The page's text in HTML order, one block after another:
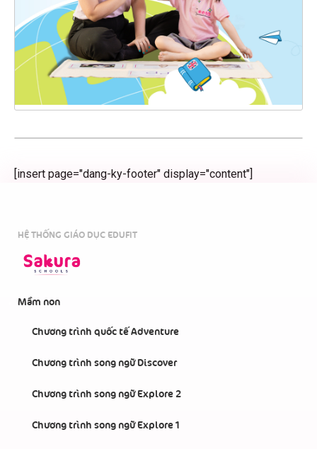
[insert page="dang-ky-footer" display="content"]
HỆ THỐNG GIÁO DỤC EDUFIT
Mầm non
Chương trình quốc tế Adventure
Chương trình song ngữ Discover
Chương trình song ngữ Explore 2
Chương trình song ngữ Explore 1